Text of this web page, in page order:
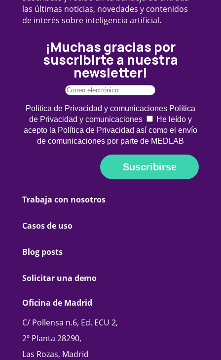
las últimas noticias, novedades y contenidos
de interés sobre inteligencia artificial.
¡Muchas gracias por
suscribirte a nuestra
newsletter!
Política de Privacidad y comunicaciones Política
de Privacidad y comunicaciones
He leído y
acepto la Política de Privacidad así como el envío
de comunicaciones por parte de MEDLAB
Suscribirse
Trabaja con nosotros
Casos de uso
Blog posts
Solicitar una demo
Oficina de Madrid
C/ Pollensa n.6, Ed. ECU 2,
2º Planta 28290,
Las Rozas, Madrid